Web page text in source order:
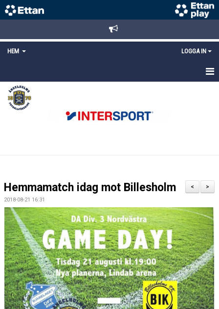
HEM LOGGA IN
STARTSIDA
NYHETER
LÄNKAR
MEDLEMS OCH TRÄNINGSAVGIFTER
>
<
Hemmamatch idag mot Billesholm
2018-08-21 16:31